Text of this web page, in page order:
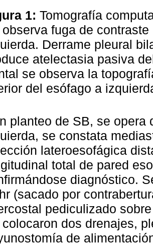
1: Tomografía
observa fuga de
Derrame pleural
atelectasia pasiva
se observa la
del esófago a
planteo de SB, se opera
se constata
lateroesofágica
total de pared
diagnóstico.
(sacado por
pediculizado
colocaron dos drenajes,
de